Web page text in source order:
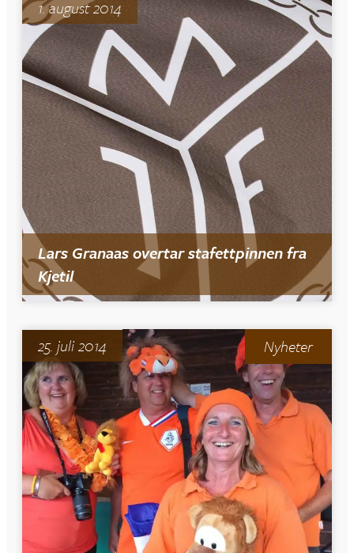
Lars Granaas overtar stafettpinnen fra
Kjetil
1. august 2014
Nyheter
25. juli 2014